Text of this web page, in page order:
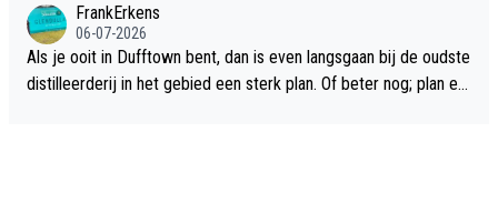
FrankErkens
06-07-2026
Als je ooit in Dufftown bent, dan is even langsgaan bij de oudste
distilleerderij in het gebied een sterk plan. Of beter nog; plan ee